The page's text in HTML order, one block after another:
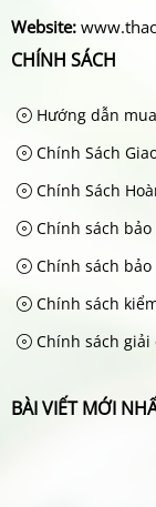
Website:
CHÍNH SÁCH
Hướng dẫn
Chính Sách
Chính Sách
Chính sách
Chính sách
Chính sách
Chính sách
BÀI VIẾT MỚI